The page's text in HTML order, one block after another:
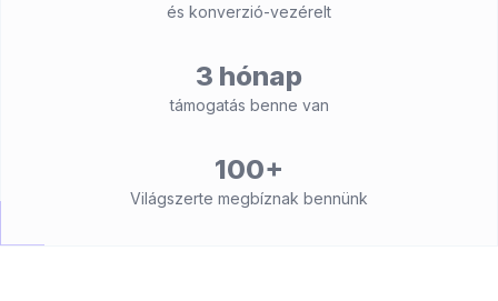
és konverzió-vezérelt
3 hónap
támogatás benne van
100+
Világszerte megbíznak bennünk